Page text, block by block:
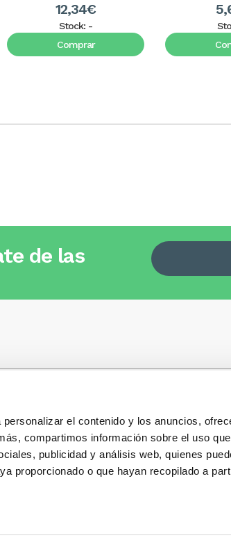
el contenido y los anuncios,
compartimos información sobre el uso
publicidad y análisis web, quienes
proporcionado o que hayan recopilado a
12,34€
Stock: -
Comprar
de las
32 35
preguntas?
con mucho
Política de privacidad
Política de privacidad
Condiciones generales
compra
Contacto